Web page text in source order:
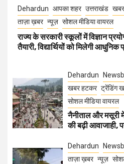
Dehardun आपका शहर उत्तराखंड
ताज़ा ख़बर न्यूज़ सोशल मीडिया वायरल
राज्य के सरकारी स्कूलों में विज्ञान
तैयारी, विद्यार्थियों को मिलेगी आधुनिक
Dehardun
खबर हटकर ट्रेंडिंग
सोशल मीडिया वायरल
नैनीताल और मसूरी
की बढ़ी आवाजाही,
Dehardun
ताज़ा ख़बर न्यूज़